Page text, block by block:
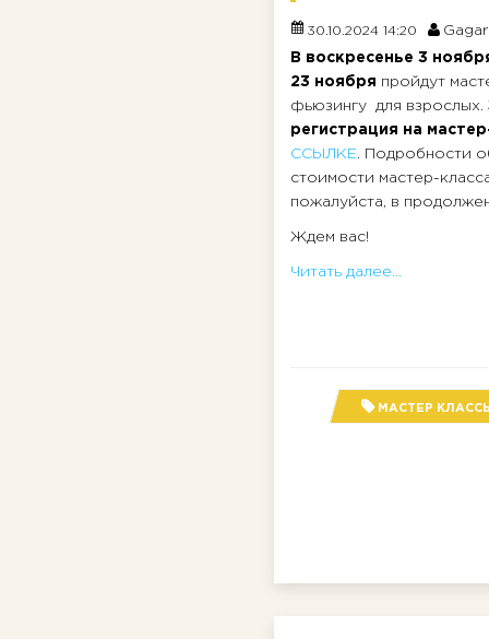
30.10.2024 14:20
В воскресенье 3
23 ноября пройдут
фьюзингу для взрослых.
регистрация на
ССЫЛКЕ. Подробности
стоимости мастер-
пожалуйста, в
Ждем вас!
Читать далее...
МАСТЕР